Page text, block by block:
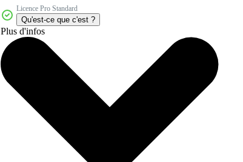
Licence Pro Standard
Qu'est-ce que c'est ?
Plus d'infos